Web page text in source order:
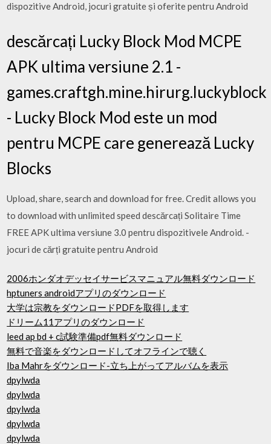
dispozitive Android, jocuri gratuite și oferite pentru Android
descărcați Lucky Block Mod MCPE
APK ultima versiune 2.1 -
games.craftgh.mine.hirurg.luckyblock
- Lucky Block Mod este un mod
pentru MCPE care generează Lucky
Blocks
Upload, share, search and download for free. Credit allows you
to download with unlimited speed descărcați Solitaire Time
FREE APK ultima versiune 3.0 pentru dispozitivele Android. -
jocuri de cărți gratuite pentru Android
2006ホンダオデッセイサービスマニュアル無料ダウンロード
hptuners androidアプリのダウンロード
大学は宗教をダウンロードPDFを取得します
ドリーム11アプリのダウンロード
leed ap bd + c試験準備pdf無料ダウンロード
無料で音楽をダウンロードしてオフラインで聴く
Iba Mahrをダウンロード-立ち上がってアルバムを表示
dpylwda
dpylwda
dpylwda
dpylwda
dpylwda